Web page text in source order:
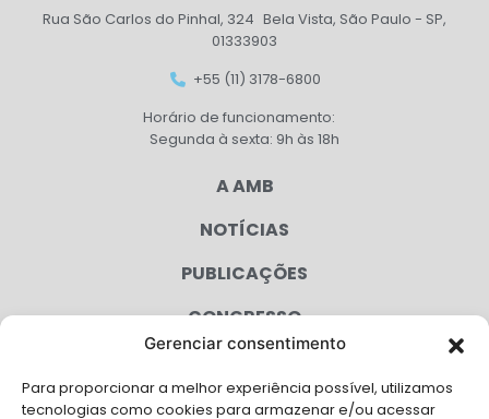
Gerenciar consentimento
Para proporcionar a melhor experiência possível, utilizamos
tecnologias como cookies para armazenar e/ou acessar
Rua São Carlos do Pinhal, 324 Bela Vista, São Paulo - SP,
01333903
+55 (11) 3178-6800
Horário de funcionamento:
Segunda à sexta: 9h às 18h
A AMB
NOTÍCIAS
PUBLICAÇÕES
CONGRESSO
CAMPANHAS